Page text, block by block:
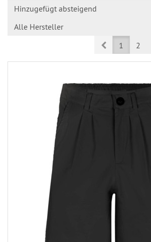
Hinzugefügt absteigend
Alle Hersteller
Prev1 2